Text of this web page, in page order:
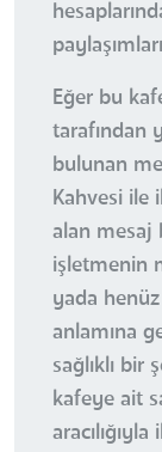
Eğer bu
tarafından
bulunan
Kahvesi ile
alan mesaj
işletmenin
yada
anlamına
sağlıklı bir
kafeye ait